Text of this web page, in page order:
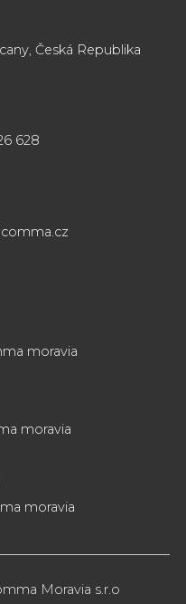
Česká Republika
628
moravia
moravia
moravia
Moravia s.r.o